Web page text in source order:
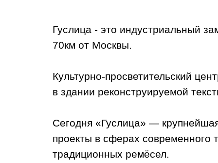
Гуслица - это индустриальный
70км от Москвы.
Культурно-просветительский
в здании реконструируемой
Сегодня «Гуслица» —
проекты в сферах современного
традиционных ремёсел.